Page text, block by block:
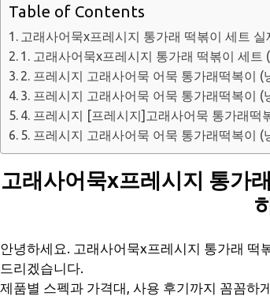
Table of Contents
고래사어묵x프레시지 통가래 떡볶이 세트
1. 고래사어묵x프레시지 통가래 떡볶이 세트
2. 프레시지 고래사어묵 어묵 통가래떡복이 (
3. 프레시지 고래사어묵 어묵 통가래떡복이 (
4. 프레시지 [프레시지]고래사어묵 통가래떡
5. 프레시지 고래사어묵 어묵 통가래떡복이 (
고래사어묵x프레시지 통가
안녕하세요. 고래사어묵x프레시지 통가래 떡
드리겠습니다.
제품별 스펙과 가격대, 사용 후기까지 꼼꼼하